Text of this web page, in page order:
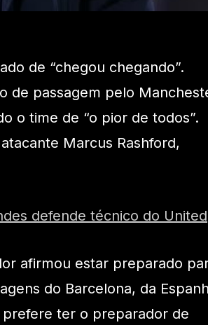
de “chegou chegando”.
de passagem pelo
o time de “o pior de todos”.
Marcus Rashford,
defende técnico do United
afirmou estar preparado
do Barcelona, da
ter o preparador de